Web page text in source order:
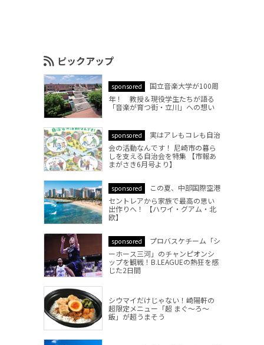
ピックアップ
sponsored
国立音楽大学が100周
年！ 教授＆現役学生たちが語る
「音楽が育つ街・立川」への想い
sponsored
実はアレもコレも自治
会の活動なんです！ 尼崎市の暮ら
しを支える自治会を特集 【市報あ
まがさき6月号より】
sponsored
この夏、中部国際空港
セントレアから家族で最高の思い
出作りへ！ 【ハワイ・グアム・北
欧】
sponsored
プロバスケチーム「シ
ーホース三河」のチャンピオンシ
ップを観戦！B.LEAGUEの熱狂を感
じた2日間
シウマイだけじゃない！崎陽軒の
超限定メニュー「超 まぐ～ろ～
飯」が超うまそう